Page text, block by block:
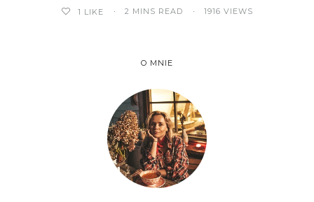
1 LIKE 2 MINS READ 1916 VIEWS
O MNIE